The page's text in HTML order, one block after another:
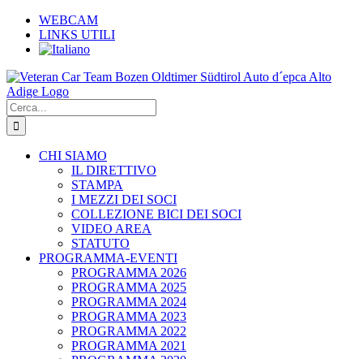
Salta
contenuto
WEBCAM
LINKS UTILI
Cerca
per:
CHI SIAMO
IL DIRETTIVO
STAMPA
I MEZZI DEI SOCI
COLLEZIONE BICI DEI SOCI
VIDEO AREA
STATUTO
PROGRAMMA-EVENTI
PROGRAMMA 2026
PROGRAMMA 2025
PROGRAMMA 2024
PROGRAMMA 2023
PROGRAMMA 2022
PROGRAMMA 2021